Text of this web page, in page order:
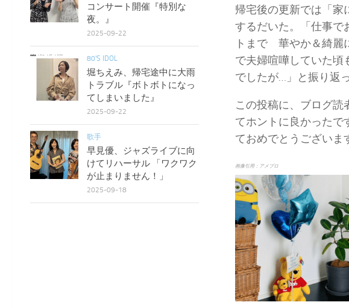
帰宅後の更新では「家
するだいた。「仕事で
トまで 華やか＆綺麗
で夫婦喧嘩していた
でしたが…」と振り返っ
この投稿に、ブログ
てホントに良かった
ておめでとうございま
画像引用：アメブロ
コンサート開催『特別な
夜。』
2025-09-22
80'S IDOL
堀ちえみ、帰宅途中に大雨
トラブル『ボトボトになっ
てしまいました』
2025-09-22
歌手
早見優、ジャズライブに向
けてリハーサル 「ワクワク
が止まりません！」
2025-09-18